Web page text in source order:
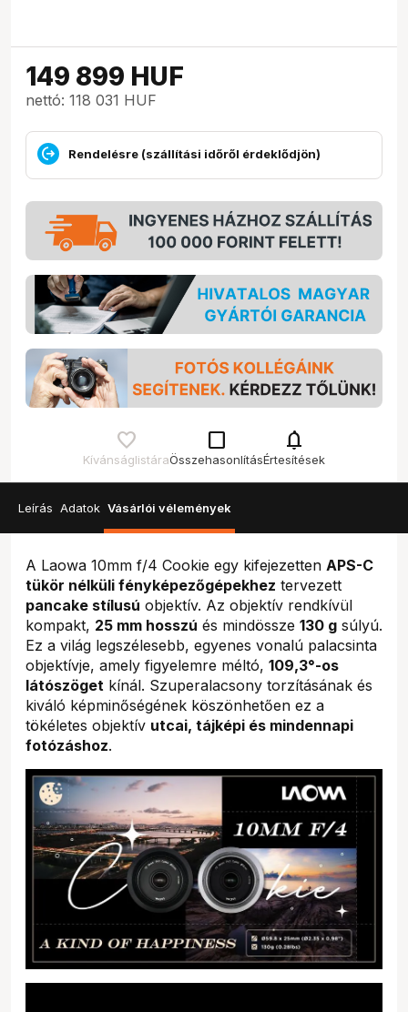
149 899 HUF
nettó: 118 031 HUF
Rendelésre (szállítási időről érdeklődjön)
Kívánságlistára
check_box_outline_blank
Összehasonlítás
notifications
Értesítések
Leírás Adatok Vásárlói vélemények
A Laowa 10mm f/4 Cookie egy kifejezetten APS-C
tükör nélküli fényképezőgépekhez tervezett
pancake stílusú objektív. Az objektív rendkívül
kompakt, 25 mm hosszú és mindössze 130 g súlyú.
Ez a világ legszélesebb, egyenes vonalú palacsinta
objektívje, amely figyelemre méltó, 109,3°-os
látószöget kínál. Szuperalacsony torzításának és
kiváló képminőségének köszönhetően ez a
tökéletes objektív utcai, tájképi és mindennapi
fotózáshoz.